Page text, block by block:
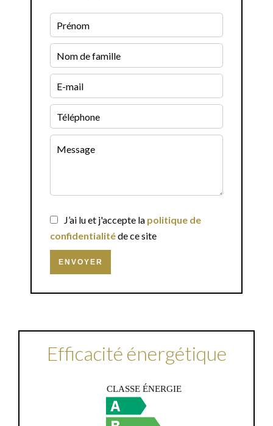
J’ai lu et j'accepte la politique de
confidentialitéde ce site
ENVOYER
Efficacité énergétique